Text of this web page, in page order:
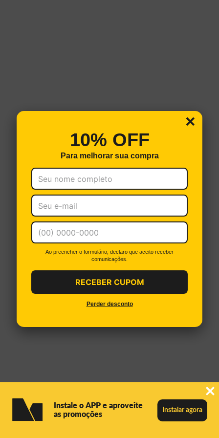
×
10% OFF
Para melhorar sua compra
Ao preencher o formulário, declaro que aceito receber
comunicações.
RECEBER CUPOM
Perder desconto
Instale o APP e aproveite
as promoções
Instalar agora